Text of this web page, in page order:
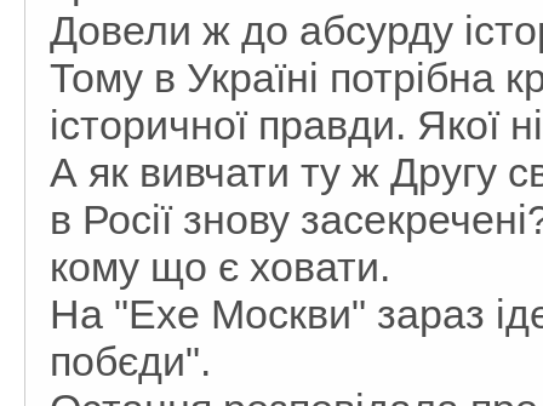
Довели ж до абсурду
Тому в Україні потрібна
історичної правди. Якої
А як вивчати ту ж Другу
в Росії знову
кому що є ховати.
На "Ехе Москви" зараз
побєди".